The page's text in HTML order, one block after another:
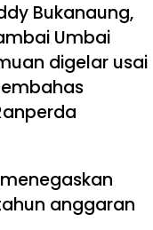
Bukanaung,
Umbai
digelar usai
anggaran